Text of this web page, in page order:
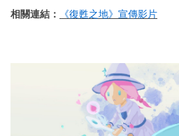
相關連結： 《復甦之地》宣傳影片